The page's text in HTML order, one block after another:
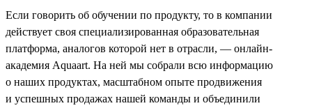
Если говорить об обучении по продукту, то в компании
действует своя специализированная образовательная
платформа, аналогов которой нет в отрасли, — онлайн-
академия Aquaart. На ней мы собрали всю информацию
о наших продуктах, масштабном опыте продвижения
и успешных продажах нашей команды и объединили